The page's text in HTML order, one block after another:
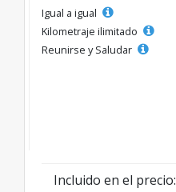
Igual a igual
Kilometraje ilimitado
Reunirse y Saludar
Incluido en el precio: